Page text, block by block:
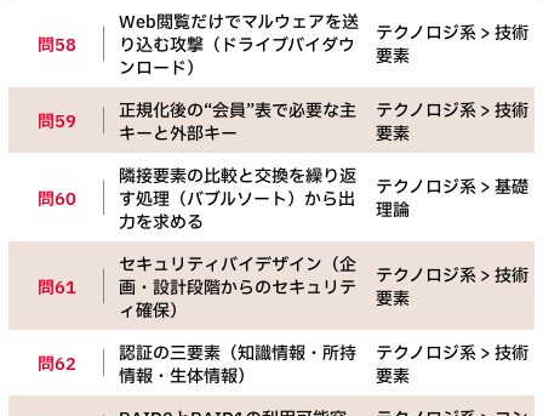
問58
Web閲覧だけでマルウェアを送
り込む攻撃（ドライブバイダウ
ンロード）
テクノロジ系 > 技術
要素
問59
正規化後の“会員”表で必要な主
キーと外部キー
テクノロジ系 > 技術
要素
問60
隣接要素の比較と交換を繰り返
す処理（バブルソート）から出
力を求める
テクノロジ系 > 基礎
理論
問61
セキュリティバイデザイン（企
画・設計段階からのセキュリテ
ィ確保）
テクノロジ系 > 技術
要素
問62
認証の三要素（知識情報・所持
情報・生体情報）
テクノロジ系 > 技術
要素